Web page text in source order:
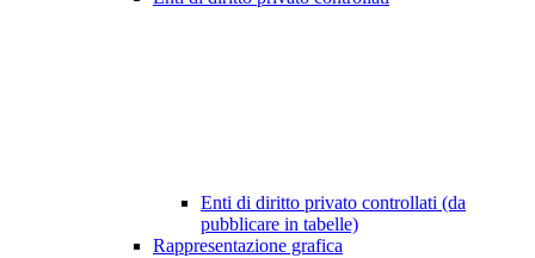
Enti di diritto privato controllati (da
pubblicare in tabelle)
Rappresentazione grafica